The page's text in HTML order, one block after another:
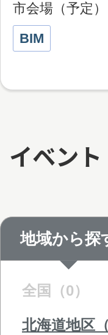
市会場（予定）
BIM
イベン
地域から探
全国（0）
北海道地区（